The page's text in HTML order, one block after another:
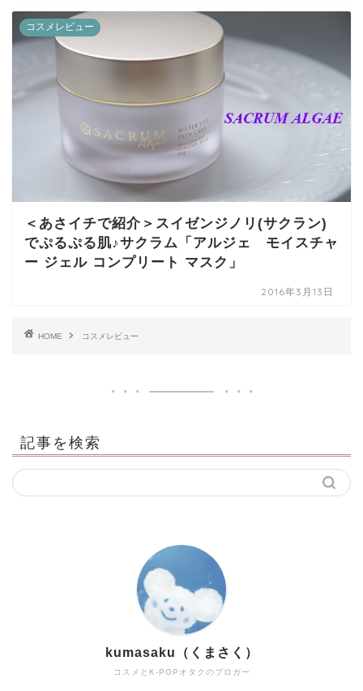
コスメレビュー
＜あさイチで紹介＞スイゼンジノリ(サクラン)
でぷるぷる肌♪サクラム「アルジェ モイスチャ
ー ジェル コンプリート マスク」
2016年3月13日
HOME コスメレビュー
記事を検索
コスメとK-POPオタクのブロガー
kumasaku（くまさく）